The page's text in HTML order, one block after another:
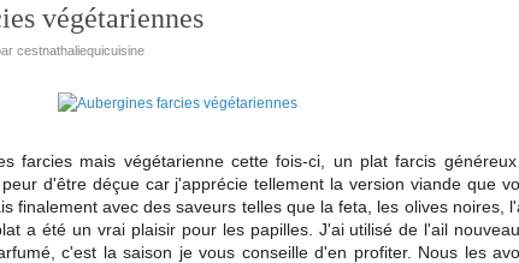
végétariennes
cestnathaliequicuisine
farcies mais végétarienne cette fois-ci, un plat farcis
d'être déçue car j'apprécie tellement la version viande que
finalement avec des saveurs telles que la feta, les olives noires,
a été un vrai plaisir pour les papilles. J'ai utilisé de l'ail
c'est la saison je vous conseille d'en profiter. Nous les